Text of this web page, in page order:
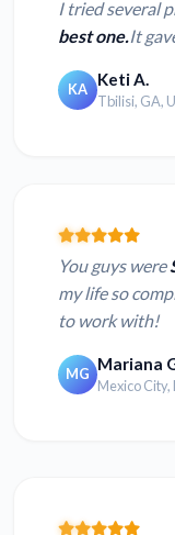
I tried several
best one.It
KA Keti A.
Tbilisi, GA,
You guys were
my life so
to work with!
MG Mariana
Mexico City,